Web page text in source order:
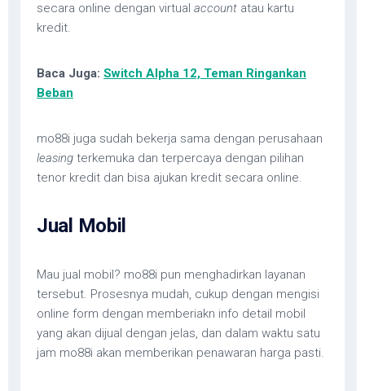
secara online dengan virtual account atau kartu
kredit.
Baca Juga: Switch Alpha 12, Teman Ringankan
Beban
mo88i juga sudah bekerja sama dengan perusahaan
leasing terkemuka dan terpercaya dengan pilihan
tenor kredit dan bisa ajukan kredit secara online.
Jual Mobil
Mau jual mobil? mo88i pun menghadirkan layanan
tersebut. Prosesnya mudah, cukup dengan mengisi
online form dengan memberiakn info detail mobil
yang akan dijual dengan jelas, dan dalam waktu satu
jam mo88i akan memberikan penawaran harga pasti.